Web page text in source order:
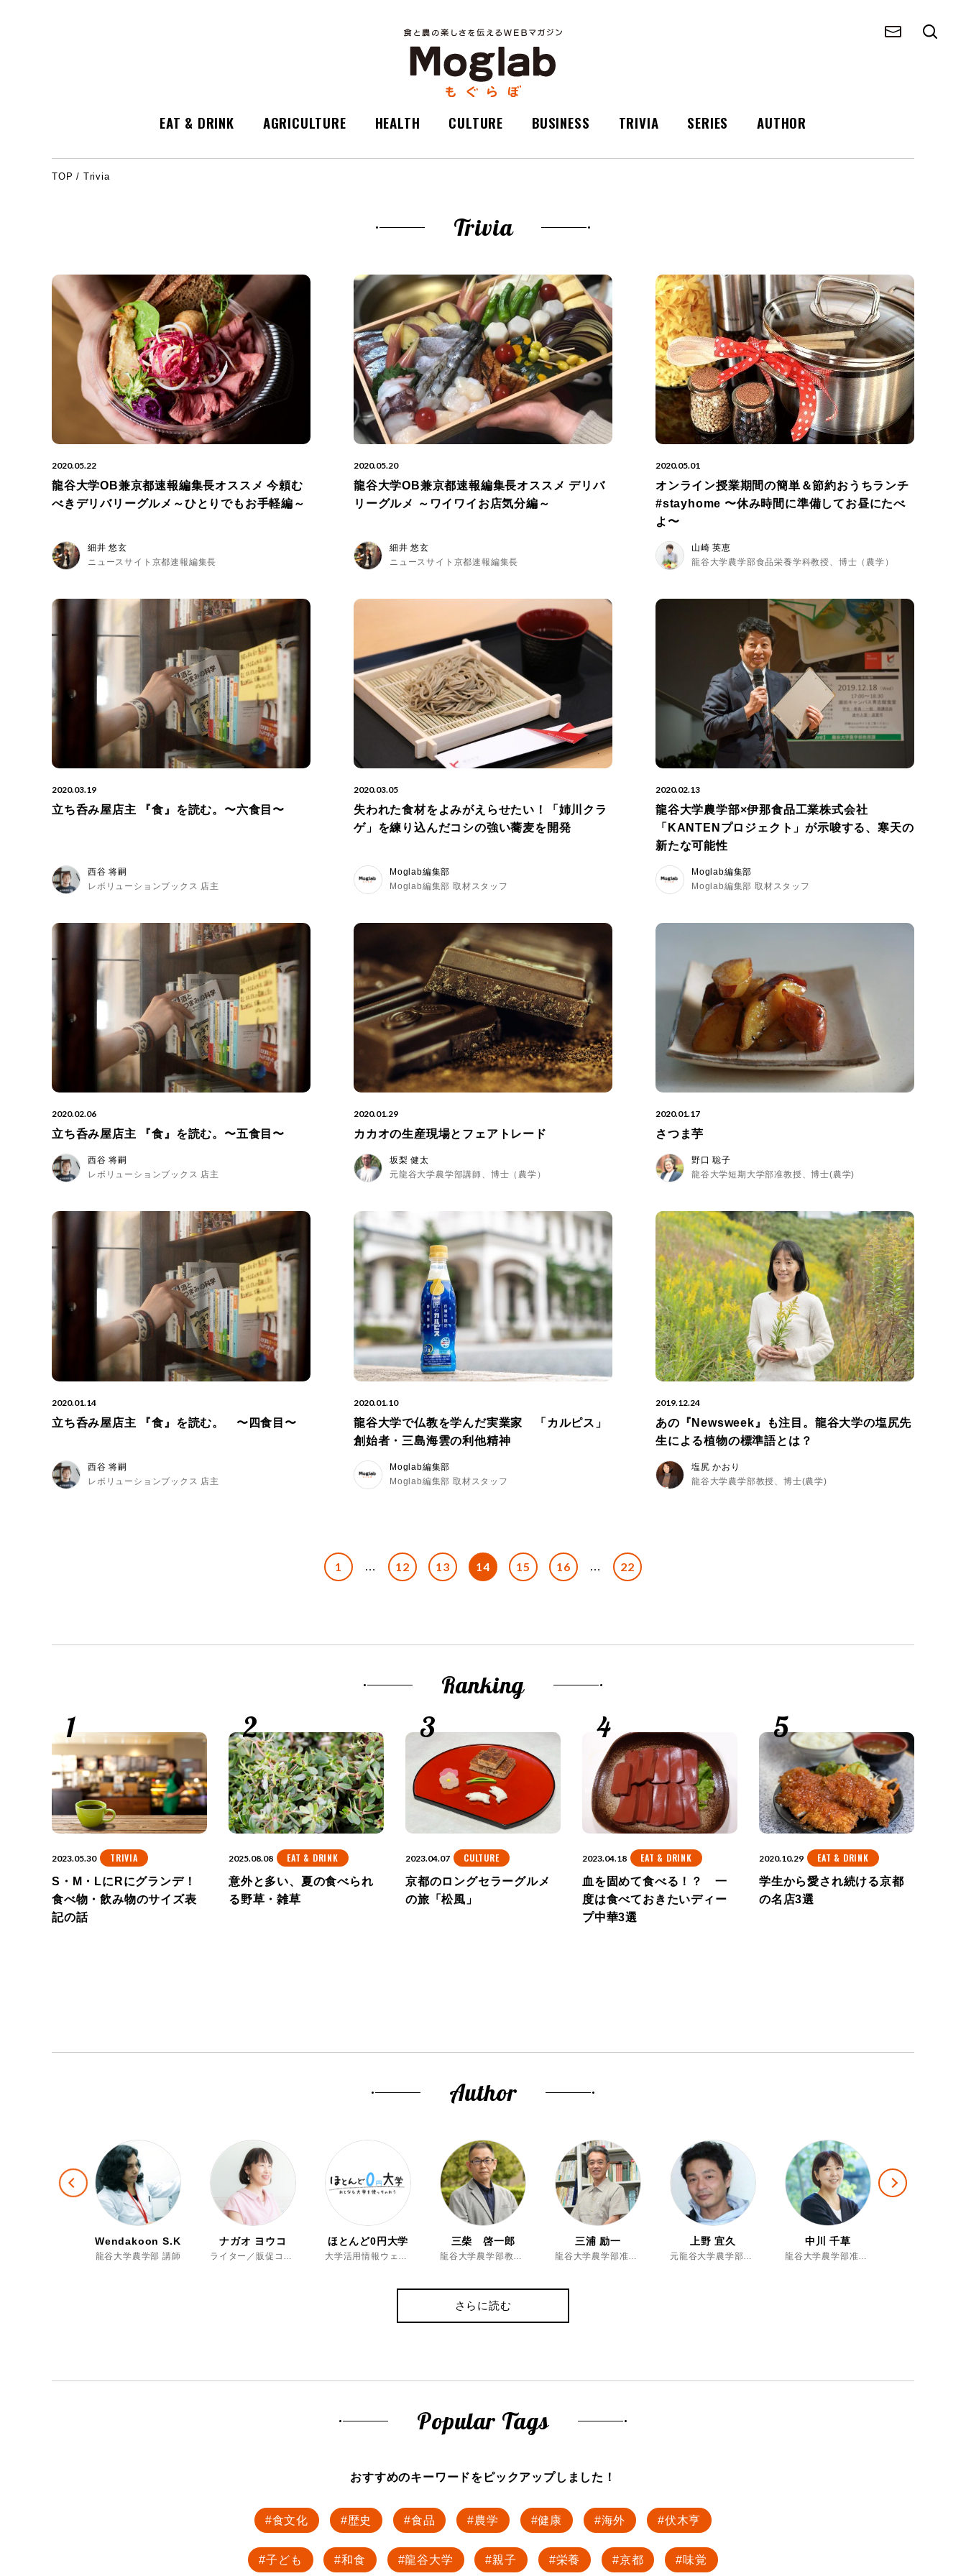
EAT & DRINK AGRICULTURE HEALTH CULTURE BUSINESS TRIVIA SERIES AUTHOR
TOP / Trivia
Trivia
2020.05.22
龍谷大学OB兼京都速報編集長オススメ 今頼む
べきデリバリーグルメ～ひとりでもお手軽編～
細井 悠玄
ニュースサイト京都速報編集長
2020.05.20
龍谷大学OB兼京都速報編集長オススメ デリバ
リーグルメ ～ワイワイお店気分編～
細井 悠玄
ニュースサイト京都速報編集長
2020.05.01
オンライン授業期間の簡単＆節約おうちランチ
#stayhome 〜休み時間に準備してお昼にたべ
よ〜
山崎 英恵
龍谷大学農学部食品栄養学科教授、博士（農学）
2020.03.19
立ち呑み屋店主 『食』を読む。〜六食目〜
西谷 将嗣
レボリューションブックス 店主
2020.03.05
失われた食材をよみがえらせたい！「姉川クラ
ゲ」を練り込んだコシの強い蕎麦を開発
Moglab編集部
Moglab編集部 取材スタッフ
2020.02.13
龍谷大学農学部×伊那食品工業株式会社
「KANTENプロジェクト」が示唆する、寒天の
新たな可能性
Moglab編集部
Moglab編集部 取材スタッフ
2020.02.06
立ち呑み屋店主 『食』を読む。〜五食目〜
西谷 将嗣
レボリューションブックス 店主
2020.01.29
カカオの生産現場とフェアトレード
坂梨 健太
元龍谷大学農学部講師、博士（農学）
2020.01.17
さつま芋
野口 聡子
龍谷大学短期大学部准教授、博士(農学)
2020.01.14
立ち呑み屋店主 『食』を読む。 〜四食目〜
西谷 将嗣
レボリューションブックス 店主
2020.01.10
龍谷大学で仏教を学んだ実業家 「カルピス」
創始者・三島海雲の利他精神
Moglab編集部
Moglab編集部 取材スタッフ
2019.12.24
あの『Newsweek』も注目。龍谷大学の塩尻先
生による植物の標準語とは？
塩尻 かおり
龍谷大学農学部教授、博士(農学)
ビ
シ
ョ
ン
1 … 12 13 14 15 16 … 22
Ranking
2023.05.30
TRIVIA
S・M・LにRにグランデ！
食べ物・飲み物のサイズ表
記の話
2025.08.08
EAT & DRINK
意外と多い、夏の食べられ
る野草・雑草
2023.04.07
CULTURE
京都のロングセラーグルメ
の旅「松風」
2023.04.18
EAT & DRINK
血を固めて食べる！？ 一
度は食べておきたいディー
プ中華3選
2020.10.29
EAT & DRINK
学生から愛され続ける京都
の名店3選
Author
Previous
Wendakoon S.K.
龍谷大学農学部 講師
ナガオ ヨウコ
ライター／販促コンサルタント
ほとんど0円大学
大学活用情報ウェブマガジン
三柴 啓一郎
龍谷大学農学部教授、博士（農学）
三浦 励一
龍谷大学農学部准教授、博士（農学）
上野 宜久
元龍谷大学農学部実験実習助手Ⅰ、博士（農学）
中川 千草
龍谷大学農学部准教授
Next
さらに読む
Popular Tags
おすすめのキーワードを ピックアップしました！
食文化 歴史 食品 農学 健康 海外 伏木亨
子ども 和食 龍谷大学 親子 栄養 京都 味覚